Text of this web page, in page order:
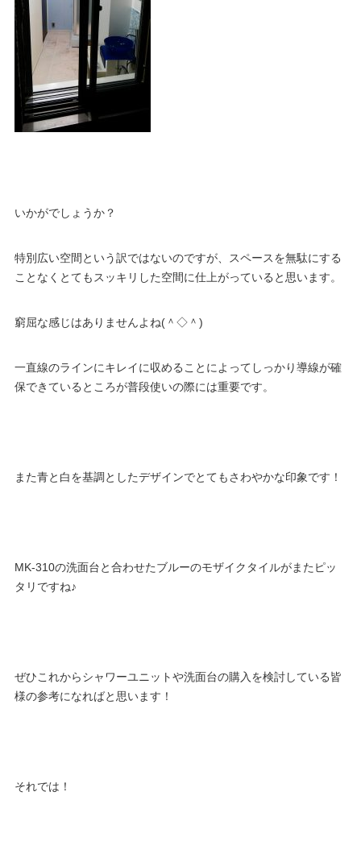
いかがでしょうか？
特別広い空間という訳ではないのですが、スペースを無駄にする
ことなくとてもスッキリした空間に仕上がっていると思います。
窮屈な感じはありませんよね(＾◇＾)
一直線のラインにキレイに収めることによってしっかり導線が確
保できているところが普段使いの際には重要です。
また青と白を基調としたデザインでとてもさわやかな印象です！
MK-310の洗面台と合わせたブルーのモザイクタイルがまたピッ
タリですね♪
ぜひこれからシャワーユニットや洗面台の購入を検討している皆
様の参考になればと思います！
それでは！